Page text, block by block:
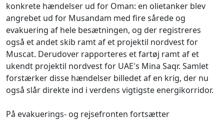
konkrete hændelser ud for Oman: en olietanker blev
angrebet ud for Musandam med fire sårede og
evakuering af hele besætningen, og der registreres
også et andet skib ramt af et projektil nordvest for
Muscat. Derudover rapporteres et fartøj ramt af et
ukendt projektil nordvest for UAE's Mina Saqr. Samlet
forstærker disse hændelser billedet af en krig, der nu
også slår direkte ind i verdens vigtigste energikorridor.
På evakuerings- og rejsefronten fortsætter